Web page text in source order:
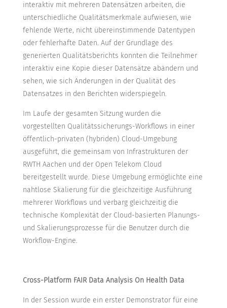
interaktiv mit mehreren Datensätzen arbeiten, die
unterschiedliche Qualitätsmerkmale aufwiesen, wie
fehlende Werte, nicht übereinstimmende Datentypen
oder fehlerhafte Daten. Auf der Grundlage des
generierten Qualitätsberichts konnten die Teilnehmer
interaktiv eine Kopie dieser Datensätze abändern und
sehen, wie sich Änderungen in der Qualität des
Datensatzes in den Berichten widerspiegeln.
Im Laufe der gesamten Sitzung wurden die
vorgestellten Qualitätssicherungs-Workflows in einer
öffentlich-privaten (hybriden) Cloud-Umgebung
ausgeführt, die gemeinsam von Infrastrukturen der
RWTH Aachen und der Open Telekom Cloud
bereitgestellt wurde. Diese Umgebung ermöglichte eine
nahtlose Skalierung für die gleichzeitige Ausführung
mehrerer Workflows und verbarg gleichzeitig die
technische Komplexität der Cloud-basierten Planungs-
und Skalierungsprozesse für die Benutzer durch die
Workflow-Engine.
Cross-Platform FAIR Data Analysis On Health Data
In der Session wurde ein erster Demonstrator für eine